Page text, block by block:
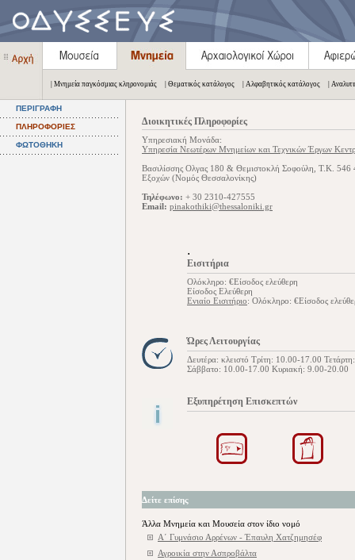
| Μνημεία παγκόσμιας κληρονομιάς | Θεματικός κατάλογος | Αλφαβητικός κατάλογος |
ΠΕΡΙΓΡΑΦΗ
ΠΛΗΡΟΦΟΡΙΕΣ
ΦΩΤΟΘΗΚΗ
Διοικητικές Πληροφορίες
Υπηρεσιακή Μονάδα:
Υπηρεσία Νεωτέρων Μνημείων και Τεχνικών Έργων
Βασιλίσσης Ολγας 180 & Θεμιστοκλή Σοφούλη, Τ.Κ. 546
Εξοχών (Νομός Θεσσαλονίκης)
Τηλέφωνο: + 30 2310-427555
Email: pinakothiki@thessaloniki.gr
.
Εισιτήρια
Ολόκληρο: €Είσοδος ελεύθερη
Είσοδος Ελεύθερη
Ενιαίο Εισιτήριο: Ολόκληρο: €Είσοδος
Ώρες Λειτουργίας
Δευτέρα: κλειστό Τρίτη: 10.00-17.00
Σάββατο: 10.00-17.00 Κυριακή: 9.00-20.00
Εξυπηρέτηση Επισκεπτών
Δείτε επίσης
Άλλα Μνημεία και Μουσεία στον ίδιο νομό
Α΄ Γυμνάσιο Αρρένων - Έπαυλη Χατζημησέφ
Αγροικία στην Ασπροβάλτα